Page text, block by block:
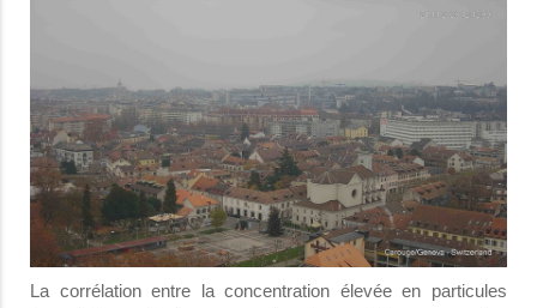
La corrélation entre la concentration élevée en particules